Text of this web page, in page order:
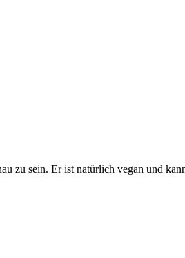
zu sein. Er ist natürlich vegan und